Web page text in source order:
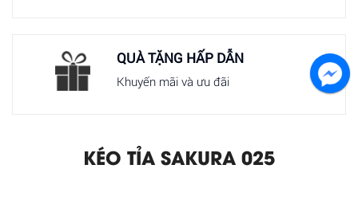
QUÀ TẶNG HẤP DẪN
Khuyến mãi và ưu đãi
KÉO TỈA SAKURA 025